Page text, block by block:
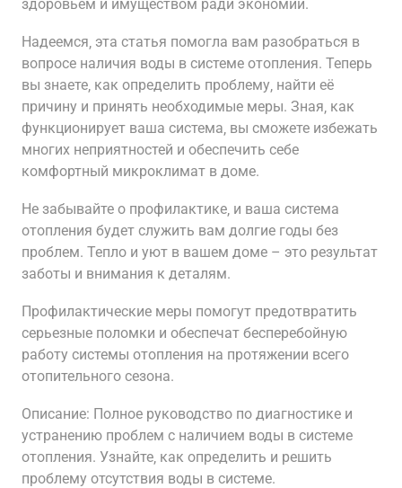
здоровьем и имуществом ради экономии.
Надеемся‚ эта статья помогла вам разобраться в
вопросе наличия воды в системе отопления. Теперь
вы знаете‚ как определить проблему‚ найти её
причину и принять необходимые меры. Зная‚ как
функционирует ваша система‚ вы сможете избежать
многих неприятностей и обеспечить себе
комфортный микроклимат в доме.
Не забывайте о профилактике‚ и ваша система
отопления будет служить вам долгие годы без
проблем. Тепло и уют в вашем доме – это результат
заботы и внимания к деталям.
Профилактические меры помогут предотвратить
серьезные поломки и обеспечат бесперебойную
работу системы отопления на протяжении всего
отопительного сезона.
Описание: Полное руководство по диагностике и
устранению проблем с наличием воды в системе
отопления. Узнайте‚ как определить и решить
проблему отсутствия воды в системе.